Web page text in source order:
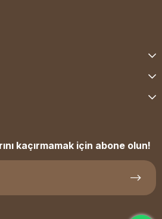
kaçırmamak için abone olun!